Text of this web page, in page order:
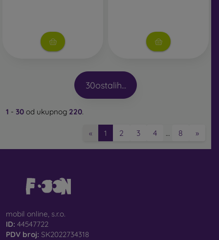
30ostalih...
1 - 30 od ukupnog 220.
« 1 2 3 4 … 8 »
mobil online, s.r.o.
ID: 44547722
PDV broj: SK2022734318